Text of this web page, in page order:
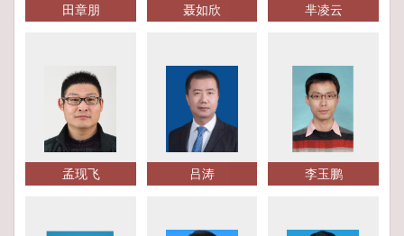
田章朋 聂如欣 芈凌云
孟现飞 吕涛 李玉鹏